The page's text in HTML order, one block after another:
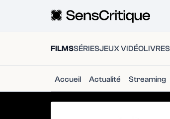
FILMSSÉRIESJEUX VIDÉOLIVRES
Accueil Actualité Streaming